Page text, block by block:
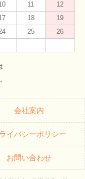
11
12
18
19
25
26
会社案内
イバシーポリシー
お問い合わせ